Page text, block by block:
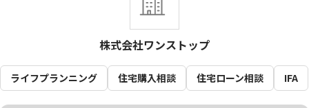
株式会社ワンストップ
ライフプランニング 住宅購入相談 住宅ローン相談 IFA